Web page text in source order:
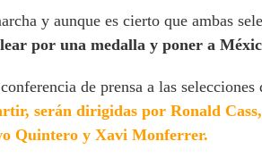
y aunque es cierto que ambas
por una medalla y poner a
de prensa a las selecciones
serán dirigidas por Ronald
Quintero y Xavi Monferrer.